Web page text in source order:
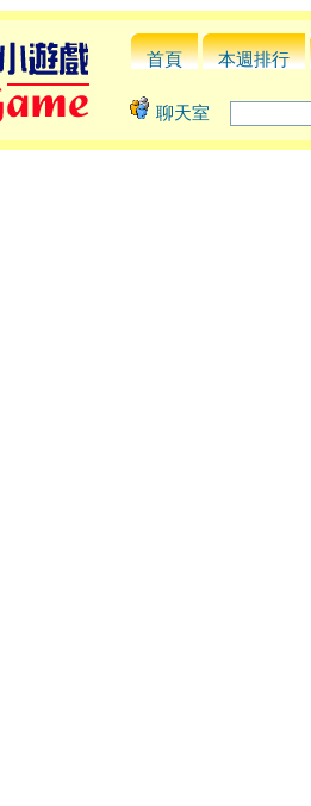
首頁 本週排行
聊天室